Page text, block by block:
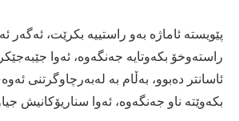
پێویستە ئاماژە بەو راستییە بكرێت، ئەگەر
راستەوخۆ بكەوتایە جەنگەوە، ئەوا
ئاسانتر دەبوو، بەڵام بە لەبەرچاوگرتنی
بكەوێتە ناو جەنگەوە، ئەوا سناریۆكانیش